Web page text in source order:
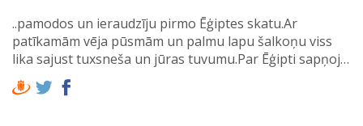
..pamodos un ieraudzīju pirmo Ēģiptes skatu.Ar
patīkamām vēja pūsmām un palmu lapu šalkoņu viss
lika sajust tuxsneša un jūras tuvumu.Par Ēģipti sapņoj…